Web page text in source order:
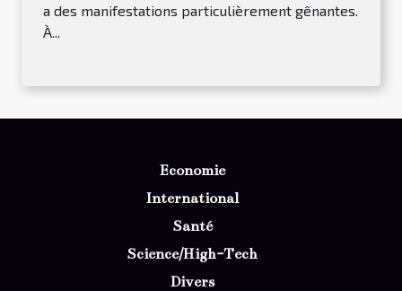
a des manifestations particulièrement gênantes.
À...
Economie
International
Santé
Science/High-Tech
Divers